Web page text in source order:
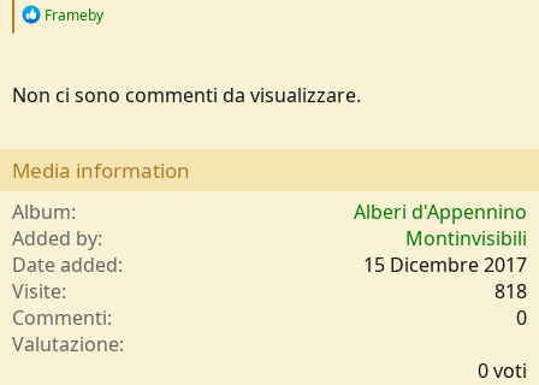
R
t
n
s
Frameby
Non ci sono commenti da visualizzare.
Media information
Album
Alberi d'Appennino
Added by
Montinvisibili
Date added
15 Dicembre 2017
Visite
818
Commenti
0
Valutazione
0 voti